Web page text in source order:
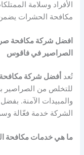
الأفراد وسلامة
مكافحة الحشرات
افضل شركة مكافحة
الصراصير في فاقوس
تُعد أفضل شركة
للتخلص من الصراصير
والمبيدات الآمنة.
الشركة خدمة فعّالة
ما هي خدمات مكافحة